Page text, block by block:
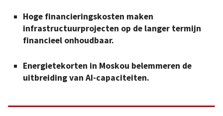
Hoge financieringskosten maken
infrastructuurprojecten op de langer termijn
financieel onhoudbaar.
Energietekorten in Moskou belemmeren de
uitbreiding van AI-capaciteiten.